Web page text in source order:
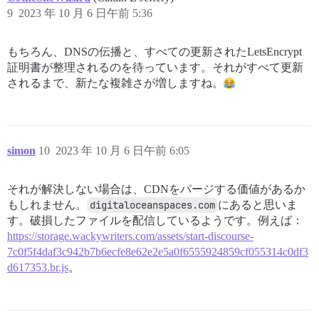
2023 年 10 月 6 日午前 5:36
9
もちろん、DNSの伝播と、すべての更新されたLetsEncrypt
証明書が整理されるのを待っています。それがすべて更新
されるまで、新たな複雑さが増しますね。
simon 2023 年 10 月 6 日午前 6:05
10
それが解決しない場合は、CDNをパージする価値があるか
もしれません。
digitaloceanspaces.com にあると思いま
す。破損したファイルを配信しているようです。例えば：
https://storage.wackywriters.com/assets/start-discourse-
7c0f5f4daf3c942b7b6ecfe8e62e2e5a0f6555924859cf055314c0df3
d617353.br.js。